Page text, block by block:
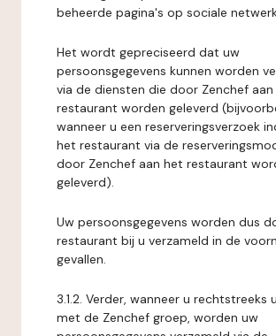
beheerde pagina's op sociale
Het wordt gepreciseerd dat uw
persoonsgegevens kunnen worden
via de diensten die door Zenchef
restaurant worden geleverd
wanneer u een reserveringsverzoek
het restaurant via de
door Zenchef aan het restaurant
geleverd).
Uw persoonsgegevens worden dus
restaurant bij u verzameld in de
gevallen.
3.1.2. Verder, wanneer u rechtstreeks
met de Zenchef groep, worden uw